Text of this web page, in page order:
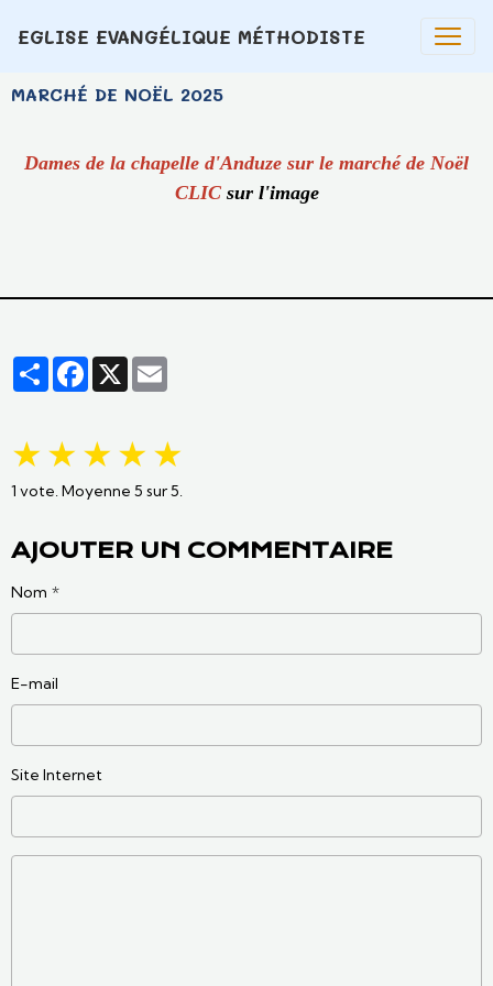
EGLISE EVANGÉLIQUE MÉTHODISTE
MARCHÉ DE NOËL 2025
Dames de la chapelle d'Anduze sur le marché de Noël
CLIC sur l'image
PartagerFacebook
X
★★★★★
1 vote. Moyenne 5 sur 5.
AJOUTER UN COMMENTAIRE
Nom
E-mail
Site Internet